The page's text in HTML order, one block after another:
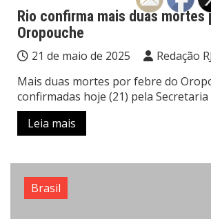
Rio confirma mais duas mortes
Oropouche
21 de maio de 2025 Redação
Mais duas mortes por febre do
confirmadas hoje (21) pela Secretaria
Leia mais
Brasil